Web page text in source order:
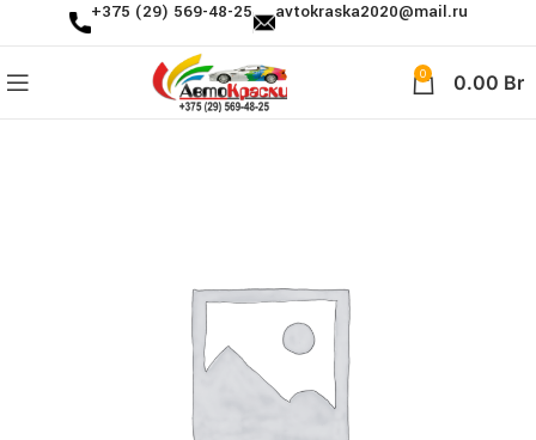
+375 (29) 569-48-25 avtokraska2020@mail.ru
0 0.00 Br